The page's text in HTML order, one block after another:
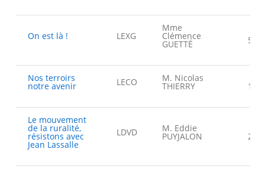
On est là ! LEXG
Mme
Clémence
GUETTÉ
Nos terroirs
notre avenir LECO M. Nicolas
THIERRY
Le mouvement
de la ruralité,
résistons avec
Jean Lassalle
LDVD M. Eddie
PUYJALON